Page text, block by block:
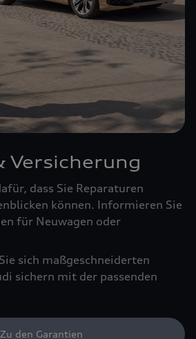
Versicherung
dass Sie Reparaturen
können. Informieren Sie
für Neuwagen oder
sich maßgeschneiderten
sichern mit der passenden
Zu den Garantien